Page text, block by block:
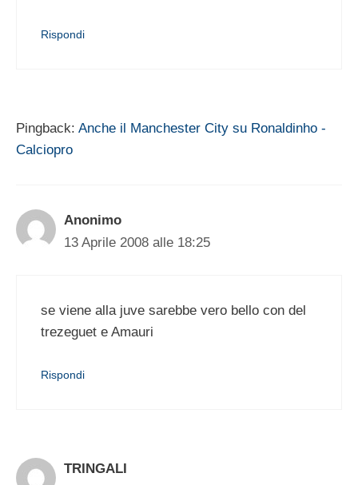
Rispondi
Pingback: Anche il Manchester City su Ronaldinho -
Calciopro
Anonimo
13 Aprile 2008 alle 18:25
se viene alla juve sarebbe vero bello con del
trezeguet e Amauri
Rispondi
TRINGALI